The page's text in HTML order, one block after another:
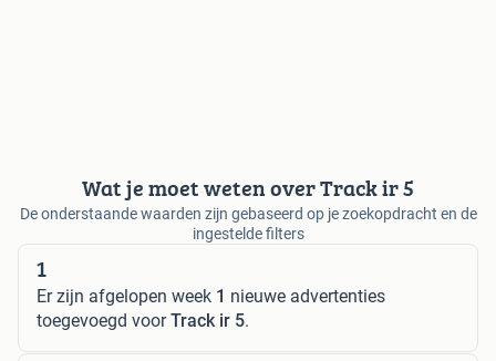
Wat je moet weten over Track ir 5
De onderstaande waarden zijn gebaseerd op je zoekopdracht en de
ingestelde filters
1
Er zijn afgelopen week 1 nieuwe advertenties
toegevoegd voorTrack ir 5.